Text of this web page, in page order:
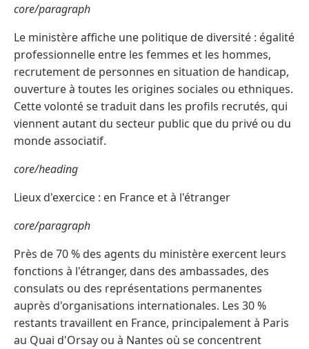
core/paragraph
Le ministère affiche une politique de diversité : égalité
professionnelle entre les femmes et les hommes,
recrutement de personnes en situation de handicap,
ouverture à toutes les origines sociales ou ethniques.
Cette volonté se traduit dans les profils recrutés, qui
viennent autant du secteur public que du privé ou du
monde associatif.
core/heading
Lieux d'exercice : en France et à l'étranger
core/paragraph
Près de 70 % des agents du ministère exercent leurs
fonctions à l'étranger, dans des ambassades, des
consulats ou des représentations permanentes
auprès d'organisations internationales. Les 30 %
restants travaillent en France, principalement à Paris
au Quai d'Orsay ou à Nantes où se concentrent